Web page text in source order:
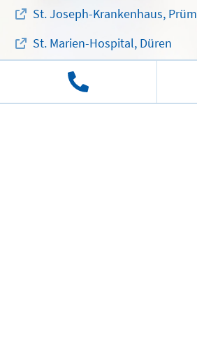
St. Joseph-Krankenhaus, Prüm
St. Marien-Hospital, Düren
JG-Krankenhaus-Verbund